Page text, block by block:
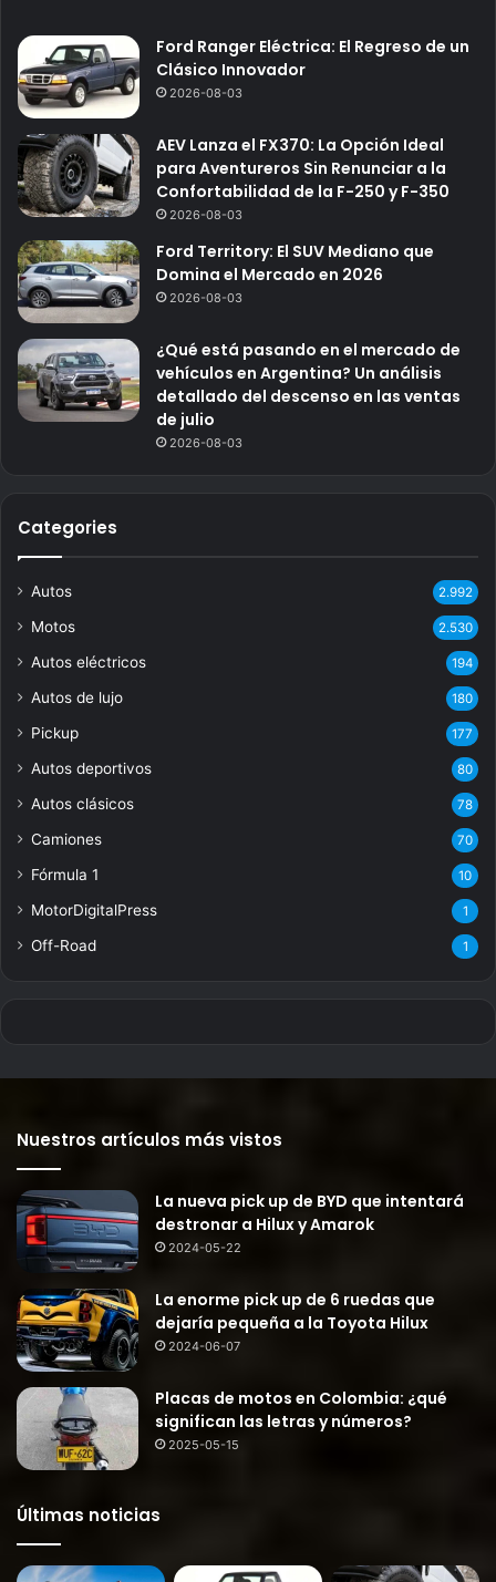
Ford Ranger Eléctrica: El Regreso de un
Clásico Innovador
2026-08-03
AEV Lanza el FX370: La Opción Ideal
para Aventureros Sin Renunciar a la
Confortabilidad de la F-250 y F-350
2026-08-03
Ford Territory: El SUV Mediano que
Domina el Mercado en 2026
2026-08-03
¿Qué está pasando en el mercado de
vehículos en Argentina? Un análisis
detallado del descenso en las ventas
de julio
2026-08-03
Categories
Autos 2.992
Motos 2.530
Autos eléctricos 194
Autos de lujo 180
Pickup 177
Autos deportivos 80
Autos clásicos 78
Camiones 70
Fórmula 1 10
MotorDigitalPress 1
Off-Road 1
Nuestros artículos más vistos
La nueva pick up de BYD que intentará
destronar a Hilux y Amarok
2024-05-22
La enorme pick up de 6 ruedas que
dejaría pequeña a la Toyota Hilux
2024-06-07
Placas de motos en Colombia: ¿qué
significan las letras y números?
2025-05-15
Últimas noticias